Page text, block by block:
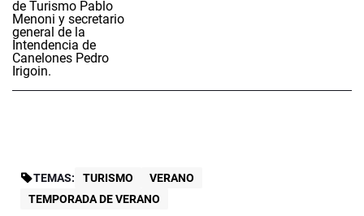
TEMAS: TURISMO
VERANO
TEMPORADA DE VERANO